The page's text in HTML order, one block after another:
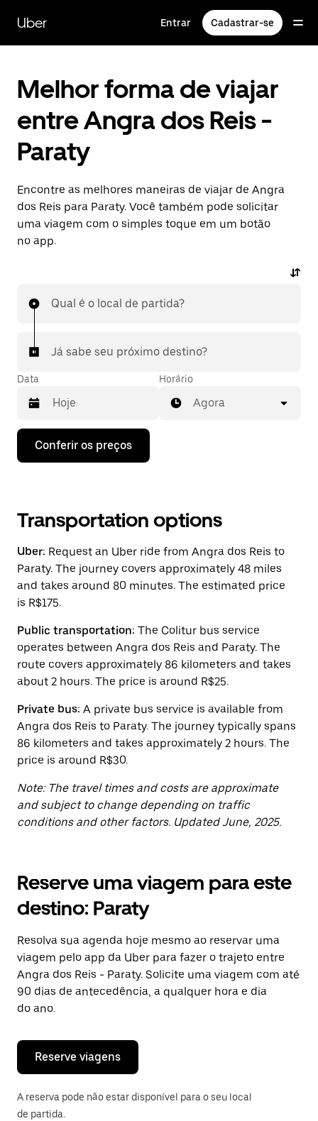
para
conteúdo
Uber Entrar Cadastrar-se
Melhor forma de viajar
entre Angra dos Reis -
Paraty
Encontre as melhores maneiras de viajar de Angra
dos Reis para Paraty. Você também pode solicitar
uma viagem com o simples toque em um botão
no app.
Qual é o local de partida?
Já sabe seu próximo destino?
Data
Pressione
seta
interagir
com
calendário
e
selecionar
uma
data.
a
“ESC”
para
fechar
calendário.
Horário
Agora
Conferir os preços
Transportation options
Uber: Request an Uber ride from Angra dos Reis to
Paraty. The journey covers approximately 48 miles
and takes around 80 minutes. The estimated price
is R$175.
Public transportation: The Colitur bus service
operates between Angra dos Reis and Paraty. The
route covers approximately 86 kilometers and takes
about 2 hours. The price is around R$25.
Private bus: A private bus service is available from
Angra dos Reis to Paraty. The journey typically spans
86 kilometers and takes approximately 2 hours. The
price is around R$30.
Note: The travel times and costs are approximate
and subject to change depending on traffic
conditions and other factors. Updated June, 2025.
Reserve uma viagem para este
destino: Paraty
Resolva sua agenda hoje mesmo ao reservar uma
viagem pelo app da Uber para fazer o trajeto entre
Angra dos Reis - Paraty. Solicite uma viagem com até
90 dias de antecedência, a qualquer hora e dia
do ano.
Reserve viagens
A reserva pode não estar disponível para o seu local
de partida.